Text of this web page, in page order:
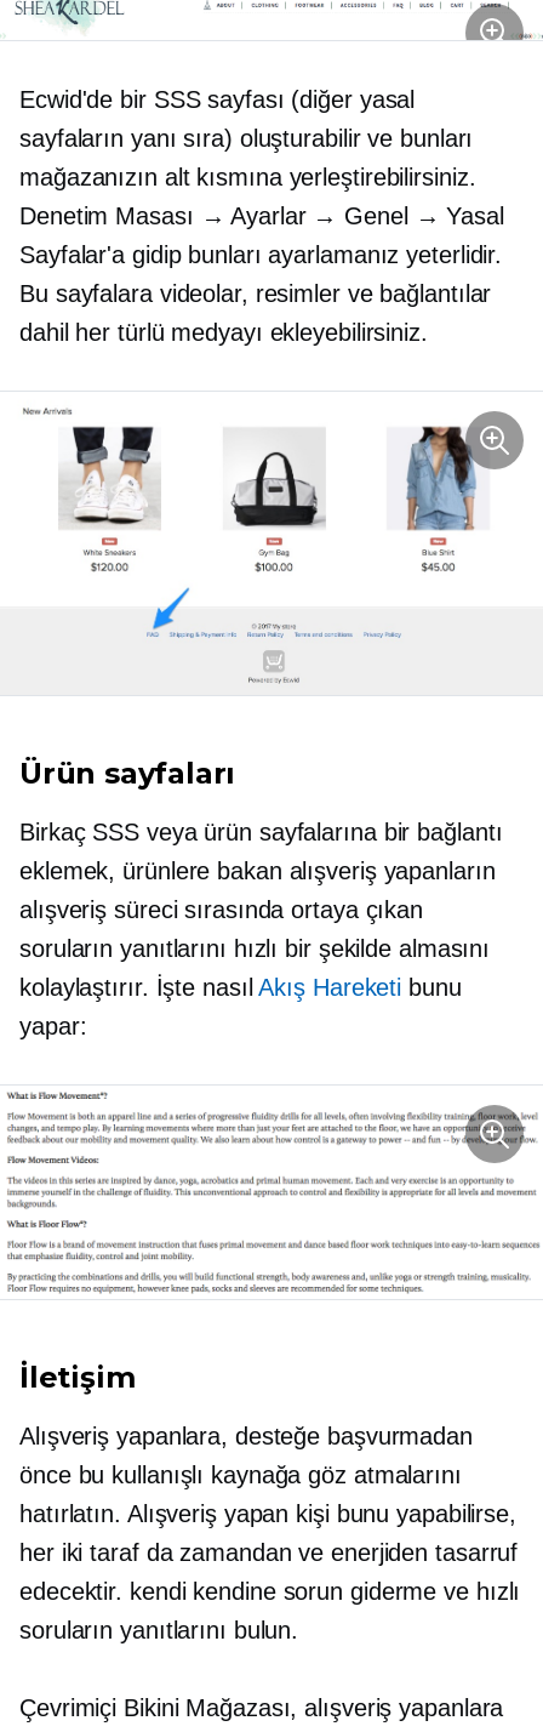
Ecwid'de bir SSS sayfası (diğer yasal
sayfaların yanı sıra) oluşturabilir ve bunları
mağazanızın alt kısmına yerleştirebilirsiniz.
Denetim Masası → Ayarlar → Genel → Yasal
Sayfalar'a gidip bunları ayarlamanız yeterlidir.
Bu sayfalara videolar, resimler ve bağlantılar
dahil her türlü medyayı ekleyebilirsiniz.
Ürün sayfaları
Birkaç SSS veya ürün sayfalarına bir bağlantı
eklemek, ürünlere bakan alışveriş yapanların
alışveriş süreci sırasında ortaya çıkan
soruların yanıtlarını hızlı bir şekilde almasını
kolaylaştırır. İşte nasılAkış Hareketi bunu
yapar:
İletişim
Alışveriş yapanlara, desteğe başvurmadan
önce bu kullanışlı kaynağa göz atmalarını
hatırlatın. Alışveriş yapan kişi bunu yapabilirse,
her iki taraf da zamandan ve enerjiden tasarruf
edecektir. kendi kendine sorun giderme ve hızlı
soruların yanıtlarını bulun.
Çevrimiçi Bikini Mağazası, alışveriş yapanlara